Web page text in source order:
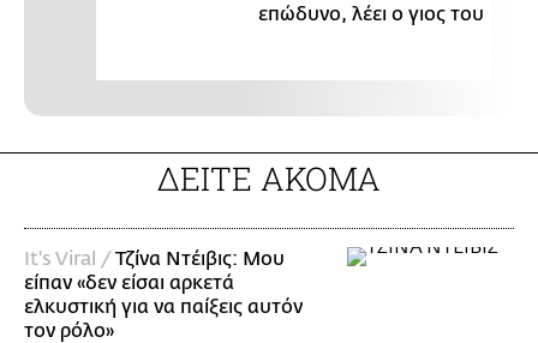
επώδυνο, λέει ο γιος του
ΔΕΙΤΕ ΑΚΟΜΑ
It's Viral /Τζίνα Ντέιβις: Μου
είπαν «δεν είσαι αρκετά
ελκυστική για να παίξεις αυτόν
τον ρόλο»